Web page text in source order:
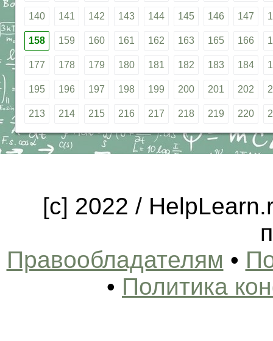
140 141 142 143 144 145 146 147
158 159 160 161 162 163 165 166
177 178 179 180 181 182 183 184
195 196 197 198 199 200 201 202
213 214 215 216 217 218 219 220
[c] 2022 /
Правообладателям •
• Политика